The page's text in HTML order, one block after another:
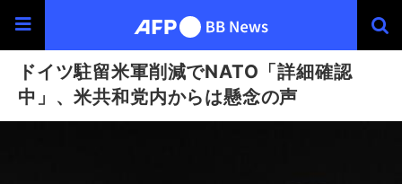
ドイツ駐留米軍削減でNATO「詳細確認
中」、米共和党内からは懸念の声